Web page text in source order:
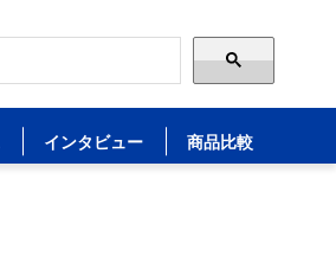
インタビュー 商品比較